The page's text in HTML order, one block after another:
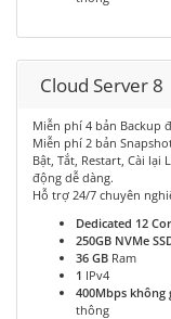
Cloud Server 8
Miễn phí 4 bản Backup
Miễn phí 2 bản
Bật, Tắt, Restart, Cài lại
động dễ dàng.
Hỗ trợ 24/7 chuyên
Dedicated 12
250GB NVMe
36 GB Ram
1 IPv4
400Mbps không
thông